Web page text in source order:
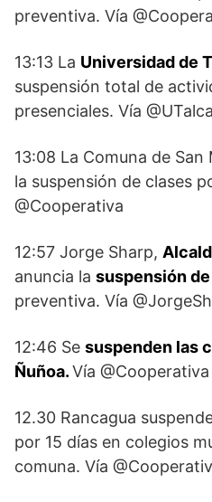
preventiva. Vía
13:13 La Universidad de
suspensión total de
presenciales. Vía @UTalca
13:08 La Comuna de
la suspensión de clases
@Cooperativa
12:57 Jorge Sharp,
anuncia la suspensión
preventiva. Vía
12:46 Se suspenden las
Ñuñoa.Vía @Cooperativa
12.30 Rancagua
por 15 días en colegios
comuna. Vía